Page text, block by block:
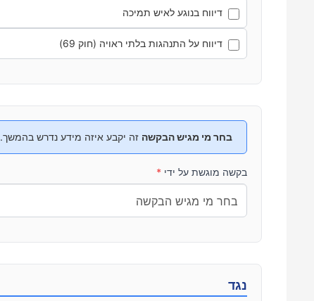
דיווח בנוגע לאיש תמיכה
דיווח על התנהגות בלתי ראויה (חוק 69)
בחר מי מגיש הבקשה זה יקבע איזה מידע נדרש בהמשך.
בקשה מוגשת על ידי *
נגד